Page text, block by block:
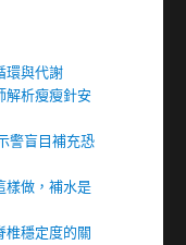
環與代謝
解析瘦瘦針安
警盲目補充恐
樣做，補水是
椎穩定度的關